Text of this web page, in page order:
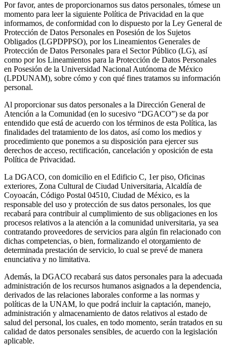
Por favor, antes de proporcionarnos sus datos personales, tómese un
momento para leer la siguiente Política de Privacidad en la que
informamos, de conformidad con lo dispuesto por la Ley General de
Protección de Datos Personales en Posesión de los Sujetos
Obligados (LGPDPPSO), por los Lineamientos Generales de
Protección de Datos Personales para el Sector Público (LG), así
como por los Lineamientos para la Protección de Datos Personales
en Posesión de la Universidad Nacional Autónoma de México
(LPDUNAM), sobre cómo y con qué fines tratamos su información
personal.
Al proporcionar sus datos personales a la Dirección General de
Atención a la Comunidad (en lo sucesivo “DGACO”) se da por
entendido que está de acuerdo con los términos de esta Política, las
finalidades del tratamiento de los datos, así como los medios y
procedimiento que ponemos a su disposición para ejercer sus
derechos de acceso, rectificación, cancelación y oposición de esta
Política de Privacidad.
La DGACO, con domicilio en el Edificio C, 1er piso, Oficinas
exteriores, Zona Cultural de Ciudad Universitaria, Alcaldía de
Coyoacán, Código Postal 04510, Ciudad de México, es la
responsable del uso y protección de sus datos personales, los que
recabará para contribuir al cumplimiento de sus obligaciones en los
procesos relativos a la atención a la comunidad universitaria, ya sea
contratando proveedores de servicios para algún fin relacionado con
dichas competencias, o bien, formalizando el otorgamiento de
determinada prestación de servicio, lo cual se prevé de manera
enunciativa y no limitativa.
Además, la DGACO recabará sus datos personales para la adecuada
administración de los recursos humanos asignados a la dependencia,
derivados de las relaciones laborales conforme a las normas y
políticas de la UNAM, lo que podrá incluir la captación, manejo,
administración y almacenamiento de datos relativos al estado de
salud del personal, los cuales, en todo momento, serán tratados en su
calidad de datos personales sensibles, de acuerdo con la legislación
aplicable.